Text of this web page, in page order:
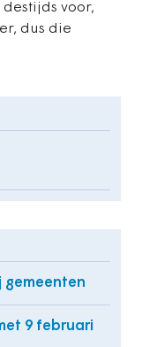
destijds voor,
dus die
gemeenten
9 februari